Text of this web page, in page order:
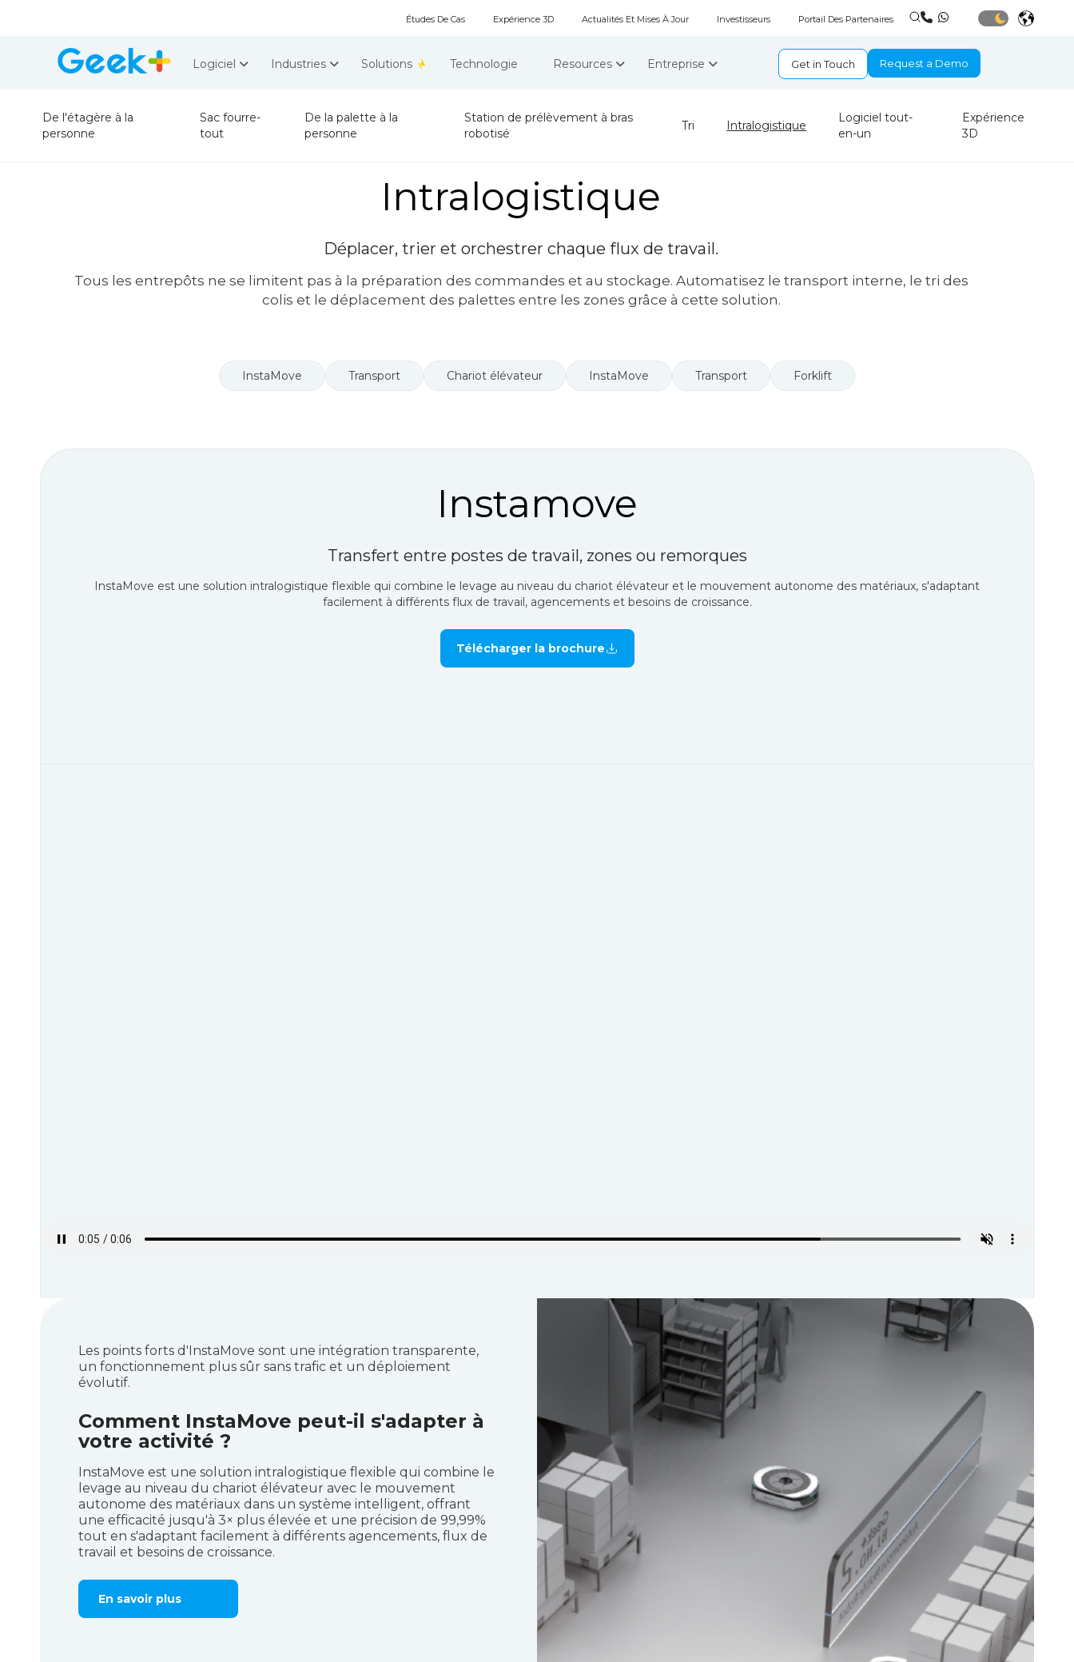
Études De Cas Expérience 3D Actualités Et Mises À Jour Investisseurs Portail Des Partenaires
Logiciel Industries Solutions Technologie Resources Entreprise Get in Touch Request a Demo
De l'étagère à la
personne
Sac fourre-
tout
De la palette à la
personne
Station de prélèvement à bras
robotisé
Tri Intralogistique
Logiciel tout-
en-un
Expérience
3D
Intralogistique
Déplacer, trier et orchestrer chaque flux de travail.
Tous les entrepôts ne se limitent pas à la préparation des commandes et au stockage. Automatisez le transport interne, le tri des
colis et le déplacement des palettes entre les zones grâce à cette solution.
InstaMove Transport Chariot élévateur InstaMove Transport Forklift
Instamove
Transfert entre postes de travail, zones ou remorques
InstaMove est une solution intralogistique flexible qui combine le levage au niveau du chariot élévateur et le mouvement autonome des matériaux, s'adaptant
facilement à différents flux de travail, agencements et besoins de croissance.
Télécharger la brochure
Les points forts d'InstaMove sont une intégration transparente,
un fonctionnement plus sûr sans trafic et un déploiement
évolutif.
Comment InstaMove peut-il s'adapter à
votre activité ?
InstaMove est une solution intralogistique flexible qui combine le
levage au niveau du chariot élévateur avec le mouvement
autonome des matériaux dans un système intelligent, offrant
une efficacité jusqu'à 3× plus élevée et une précision de 99,99%
tout en s'adaptant facilement à différents agencements, flux de
travail et besoins de croissance.
En savoir plus